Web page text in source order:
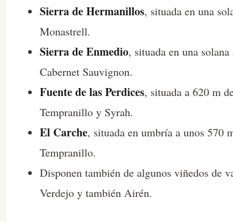
Sierra de Hermanillos, situada en una
Monastrell.
Sierra de Enmedio, situada en una
Cabernet Sauvignon.
Fuente de las Perdices, situada a 620 m
Tempranillo y Syrah.
El Carche, situada en umbría a unos 570
Tempranillo.
Disponen también de algunos viñedos de
Verdejo y también Airén.